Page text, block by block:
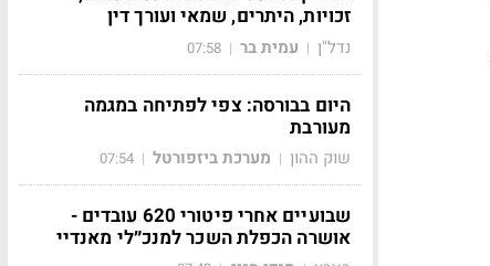
זכויות, היתרים, שמאי ועורך דין
נדל"ן | עמית בר |
07:58
היום בבורסה: צפי לפתיחה במגמה
מעורבת
שוק ההון | מערכת ביזפורטל |
07:54
שבועיים אחרי פיטורי 620 עובדים -
אושרה הכפלת השכר למנכ״לי מאנדיי